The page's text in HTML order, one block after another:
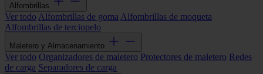
Alfombrillas
Ver todo Alfombrillas de goma Alfombrillas de moqueta
Alfombrillas de terciopelo
Maletero y Almacenamiento
Ver todo Organizadores de maletero Protectores de maletero Redes
de carga Separadores de carga